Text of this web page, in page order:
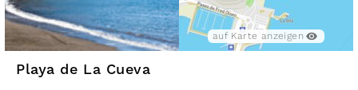
Als einfache und eher repräsentative
Befestigungsanlage konzipiert, konnte der Turm
dem Aufstand der Urbevölkerung La Gomeras 1488
widerstehen. Heute wird der Turm als historische
auf Karte anzeigen
Playa de La Cueva